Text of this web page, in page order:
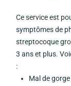
Ce service est
symptômes de
streptocoque
3 ans et plus.
:
Mal de